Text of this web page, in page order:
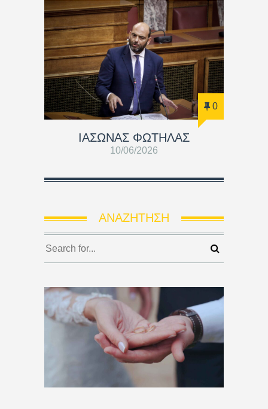
0
ΙΑΣΩΝΑΣ ΦΩΤΗΛΑΣ
10/06/2026
ΑΝΑΖΉΤΗΣΗ